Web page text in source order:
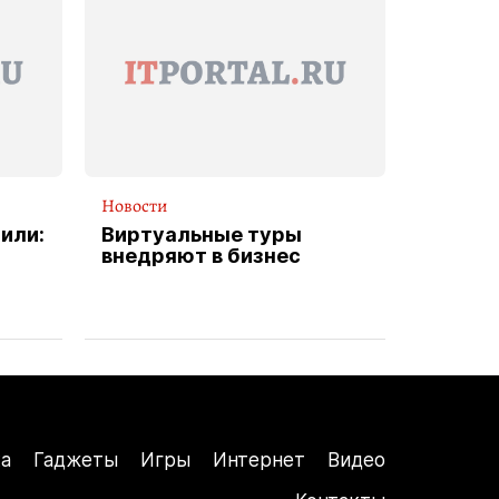
Новости
Виртуальные туры
внедряют в бизнес
Гаджеты Игры Интернет
Видео